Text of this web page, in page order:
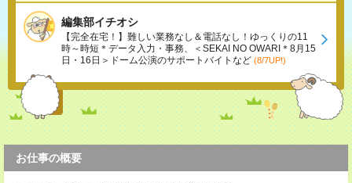
編集部イチオシ
【完全在宅！】難しい業務なし＆電話なし！ゆっくりの11
時～時短＊データ入力・事務、＜SEKAI NO OWARI＊8月15
日・16日＞ドーム公演のサポートバイトなど (8/7UP!)
お仕事の概要